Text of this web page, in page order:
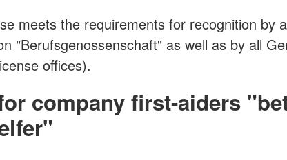
meets the requirements for recognition by
"Berufsgenossenschaft" as well as by all
offices).
company first-aiders